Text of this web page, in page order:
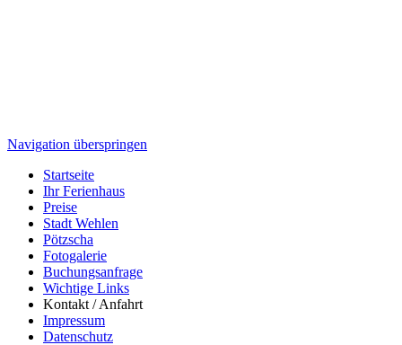
Navigation überspringen
Startseite
Ihr Ferienhaus
Preise
Stadt Wehlen
Pötzscha
Fotogalerie
Buchungsanfrage
Wichtige Links
Kontakt / Anfahrt
Impressum
Datenschutz